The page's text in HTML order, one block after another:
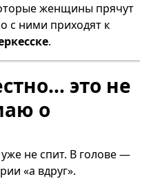
женщины прячут
с ними приходят к
.
это не
о
не спит. В голове —
«а вдруг».